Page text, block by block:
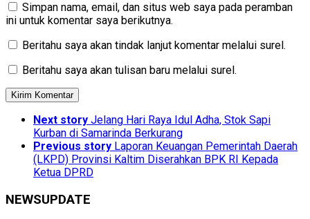
Simpan nama, email, dan situs web saya pada peramban
ini untuk komentar saya berikutnya.
Beritahu saya akan tindak lanjut komentar melalui surel.
Beritahu saya akan tulisan baru melalui surel.
Next story Jelang Hari Raya Idul Adha, Stok Sapi
Kurban di Samarinda Berkurang
Previous story Laporan Keuangan Pemerintah Daerah
(LKPD) Provinsi Kaltim Diserahkan BPK RI Kepada
Ketua DPRD
NEWSUPDATE